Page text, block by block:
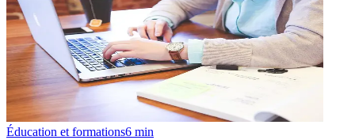
Éducation et formations6 min